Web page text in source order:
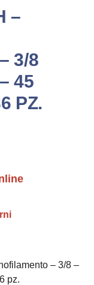
–
3/8
45
PZ.
– 3/8 –
pz.